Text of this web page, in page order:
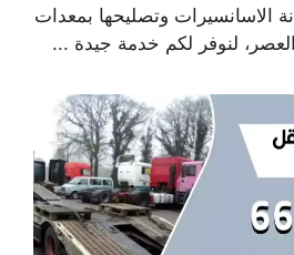
الاسانسيرات وتصليحها بمعدات
لنوفر لكم خدمة جيدة ...